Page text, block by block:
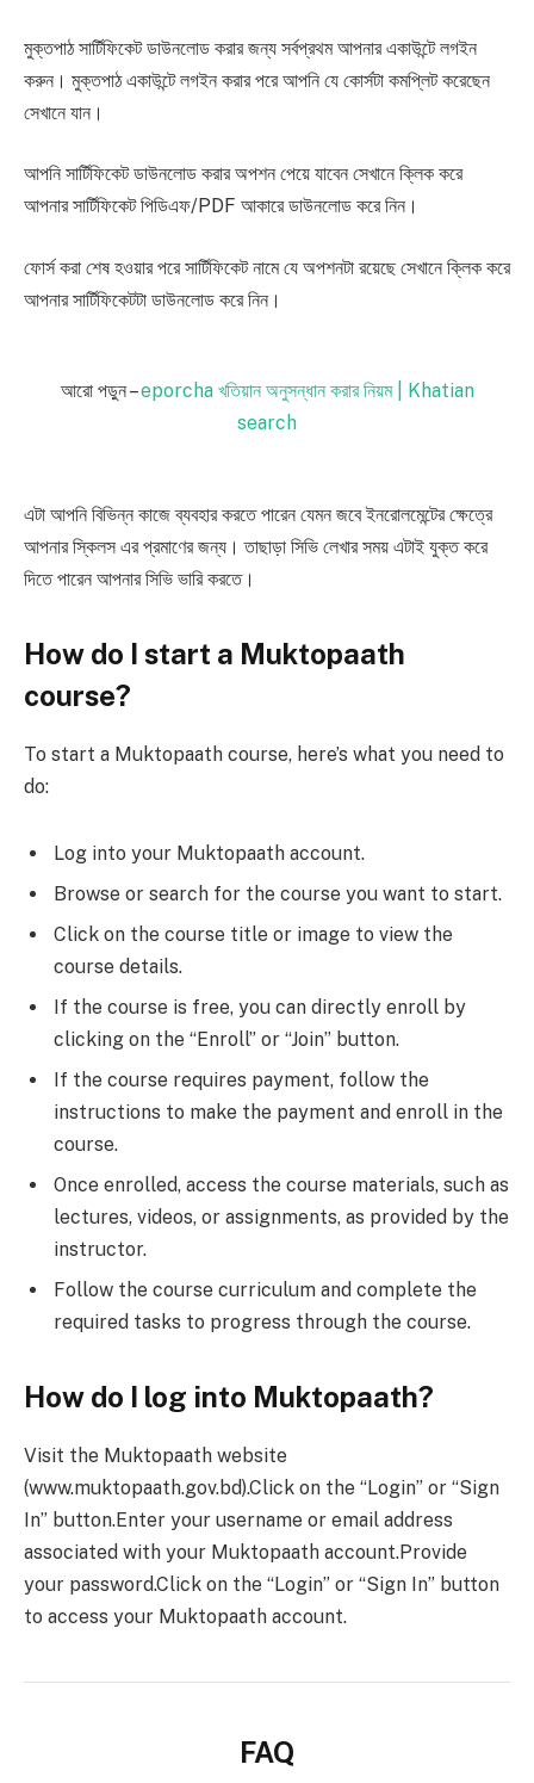
মুক্তপাঠ সার্টিফিকেট ডাউনলোড করার জন্য সর্বপ্রথম আপনার একাউন্টে লগইন
করুন। মুক্তপাঠ একাউন্টে লগইন করার পরে আপনি যে কোর্সটা কমপ্লিট করেছেন
সেখানে যান।
আপনি সার্টিফিকেট ডাউনলোড করার অপশন পেয়ে যাবেন সেখানে ক্লিক করে
আপনার সার্টিফিকেট পিডিএফ/PDF আকারে ডাউনলোড করে নিন।
ফোর্স করা শেষ হওয়ার পরে সার্টিফিকেট নামে যে অপশনটা রয়েছে সেখানে ক্লিক করে
আপনার সার্টিফিকেটটা ডাউনলোড করে নিন।
আরো পড়ুন –eporcha খতিয়ান অনুসন্ধান করার নিয়ম | Khatian
search
এটা আপনি বিভিন্ন কাজে ব্যবহার করতে পারেন যেমন জবে ইনরোলমেন্টের ক্ষেত্রে
আপনার স্কিলস এর প্রমাণের জন্য। তাছাড়া সিভি লেখার সময় এটাই যুক্ত করে
দিতে পারেন আপনার সিভি ভারি করতে।
How do I start a Muktopaath
course?
To start a Muktopaath course, here’s what you need to
do:
Log into your Muktopaath account.
Browse or search for the course you want to start.
Click on the course title or image to view the
course details.
If the course is free, you can directly enroll by
clicking on the “Enroll” or “Join” button.
If the course requires payment, follow the
instructions to make the payment and enroll in the
course.
Once enrolled, access the course materials, such as
lectures, videos, or assignments, as provided by the
instructor.
Follow the course curriculum and complete the
required tasks to progress through the course.
How do I log into Muktopaath?
Visit the Muktopaath website
(www.muktopaath.gov.bd).Click on the “Login” or “Sign
In” button.Enter your username or email address
associated with your Muktopaath account.Provide
your password.Click on the “Login” or “Sign In” button
to access your Muktopaath account.
FAQ